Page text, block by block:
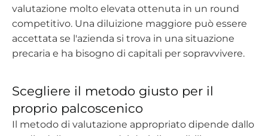
valutazione molto elevata ottenuta in un round
competitivo. Una diluizione maggiore può essere
accettata se l'azienda si trova in una situazione
precaria e ha bisogno di capitali per sopravvivere.
Scegliere il metodo giusto per il
proprio palcoscenico
Il metodo di valutazione appropriato dipende dallo